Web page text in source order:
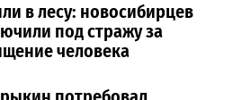
в лесу: новосибирцев
под стражу за
человека